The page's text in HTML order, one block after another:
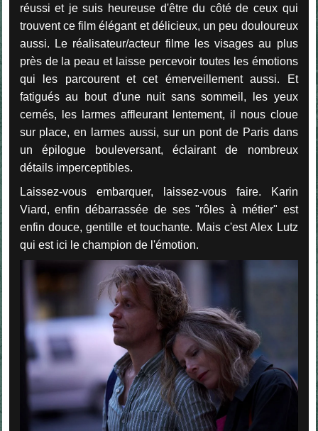
réussi et je suis heureuse d'être du côté de ceux qui
trouvent ce film élégant et délicieux, un peu douloureux
aussi. Le réalisateur/acteur filme les visages au plus
près de la peau et laisse percevoir toutes les émotions
qui les parcourent et cet émerveillement aussi. Et
fatigués au bout d'une nuit sans sommeil, les yeux
cernés, les larmes affleurant lentement, il nous cloue
sur place, en larmes aussi, sur un pont de Paris dans
un épilogue bouleversant, éclairant de nombreux
détails imperceptibles.
Laissez-vous embarquer, laissez-vous faire. Karin
Viard, enfin débarrassée de ses "rôles à métier" est
enfin douce, gentille et touchante. Mais c'est Alex Lutz
qui est ici le champion de l'émotion.